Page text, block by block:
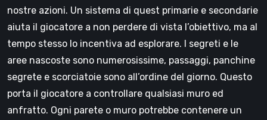
nostre azioni. Un sistema di quest primarie e secondarie
aiuta il giocatore a non perdere di vista l’obiettivo, ma al
tempo stesso lo incentiva ad esplorare. I segreti e le
aree nascoste sono numerosissime, passaggi, panchine
segrete e scorciatoie sono all’ordine del giorno. Questo
porta il giocatore a controllare qualsiasi muro ed
anfratto. Ogni parete o muro potrebbe contenere un